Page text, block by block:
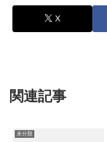
X
関連記事
未分類